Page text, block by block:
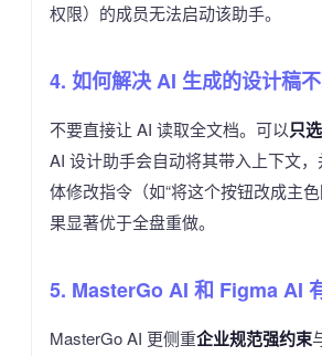
权限）的成员无法启动该助手。
4. 如何解决 AI 生成的设计稿不
不要直接让 AI 读取全文档。可以只
AI 设计助手会自动将其带入上下文
体修改指令（如“将这个按钮改成主
果显著优于全盘重做。
5. MasterGo AI 和 Figma AI
MasterGo AI 更侧重企业规范强约束